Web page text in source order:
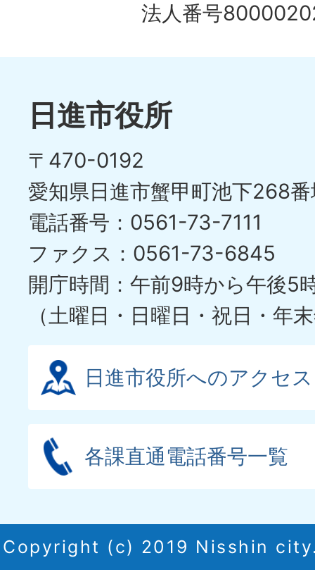
ド
の
イ
目
の
ス
ラ
イ
ド
法人番号
日進市役所
〒470-0192
愛知県日進市蟹甲町池下268
電話番号：0561-73-7111
ファクス：0561-73-6845
開庁時間：午前9時から午後5
（土曜日・日曜日・祝日・年
日進市役所へのアクセス
各課直通電話番号一覧
Copyright (c) 2019 Nisshin